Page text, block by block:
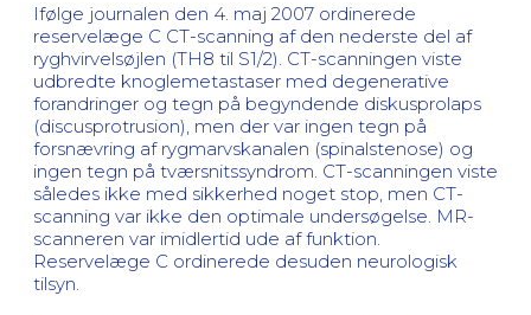
Ifølge journalen den 4. maj 2007 ordinerede
reservelæge C CT-scanning af den nederste del af
ryghvirvelsøjlen (TH8 til S1/2). CT-scanningen viste
udbredte knoglemetastaser med degenerative
forandringer og tegn på begyndende diskusprolaps
(discusprotrusion), men der var ingen tegn på
forsnævring af rygmarvskanalen (spinalstenose) og
ingen tegn på tværsnitssyndrom. CT-scanningen viste
således ikke med sikkerhed noget stop, men CT-
scanning var ikke den optimale undersøgelse. MR-
scanneren var imidlertid ude af funktion.
Reservelæge C ordinerede desuden neurologisk
tilsyn.